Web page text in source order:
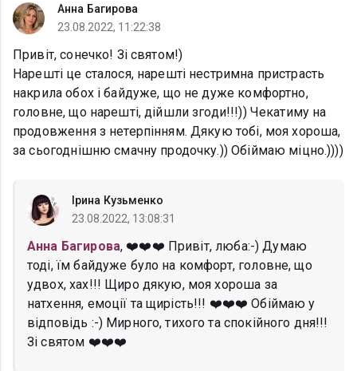
Анна Багирова
23.08.2022, 11:22:38
Привіт, сонечко! Зі святом!)
Нарешті це сталося, нарешті нестримна пристрасть
накрила обох і байдуже, що не дуже комфортно,
головне, що нарешті, дійшли згоди!!!)) Чекатиму на
продовження з нетерпінням. Дякую тобі, моя хороша,
за сьогоднішню смачну продочку.)) Обіймаю міцно.))))
Ірина Кузьменко
23.08.2022, 13:08:31
Анна Багирова, ❤️❤️❤️ Привіт, люба:-) Думаю
тоді, їм байдуже було на комфорт, головне, що
удвох, хах!!! Щиро дякую, моя хороша за
натхення, емоції та щирість!!! ❤️❤️❤️ Обіймаю у
відповідь :-) Мирного, тихого та спокійного дня!!!
Зі святом ❤️❤️❤️